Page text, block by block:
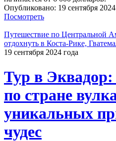
Опубликовано: 19 сентября 2024
Посмотреть
Путешествие по Центральной
отдохнуть в Коста-Рике,
19 сентября 2024 года
Тур в
по стране
уникальных
чудес